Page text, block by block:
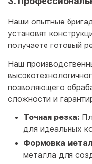
Наши опытные
установят
получаете готовый
Наш
позволяющего
сложности и
Точная резка:
для идеальных
Формовка
металла для